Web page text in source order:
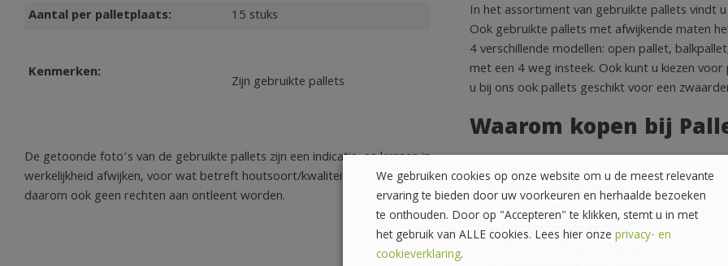
Aantal per palletplaats:
15 stuks
Kenmerken: Zijn gebruikte pallets
De getoonde foto’s van de gebruikte pallets zijn een indicatie, en kunnen in
werkelijkheid afwijken, voor wat betreft houtsoort/kwaliteit . Er kunnen
daarom ook geen rechten aan ontleent worden.
In het assortiment van gebruikte pallets vindt
Ook gebruikte pallets met afwijkende maten
4 verschillende modellen: open pallet,
met een 4 weg insteek. Ook kunt u kiezen
u bij ons ook pallets geschikt voor een
Waarom kopen bij
Grote voorraad
Direct vanaf de fabriek
Beste prijzen
Hoogwaardige kwaliteit
Meer dan 30 jaar ervaring
We gebruiken cookies op onze website om u de meest relevante
ervaring te bieden door uw voorkeuren en herhaalde bezoeken
te onthouden. Door op "Accepteren" te klikken, stemt u in met
het gebruik van ALLE cookies. Lees hier onze privacy- en
cookieverklaring.